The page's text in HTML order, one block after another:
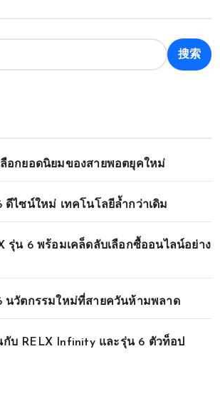
搜索
ลือกยอดนิยมของสายพอตยุคใหม่
ดีไซน์ใหม่ เทคโนโลยีล้ำกว่าเดิม
รุ่น 6 พร้อมเคล็ดลับเลือกซื้ออนไลน์อย่าง
นวัตกรรมใหม่ที่สายควันห้ามพลาด
กับ RELX Infinity และรุ่น 6 ตัวท็อป